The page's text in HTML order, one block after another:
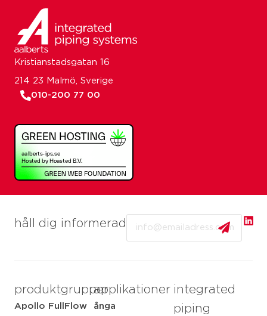
håll dig informerad
produktgrupper
Apollo FullFlow
applikationer
ånga
integrated
piping
Kristianstadsgatan 16
214 23 Malmö, Sverige
010-200 77 00